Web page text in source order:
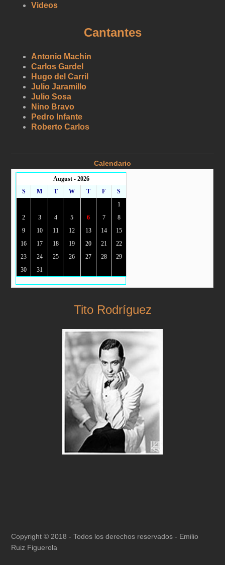
Videos
Cantantes
Antonio Machin
Carlos Gardel
Hugo del Carril
Julio Jaramillo
Julio Sosa
Nino Bravo
Pedro Infante
Roberto Carlos
Calendario
August - 2026
S
M T W T F
S
1
2
3 4 5 6 7
8
9
10 11 12 13 14
15
16
17 18 19 20 21
22
23
24 25 26 27 28
29
30
31
Tito Rodríguez
Copyright © 2018 - Todos los derechos reservados - Emilio
Ruiz Figuerola